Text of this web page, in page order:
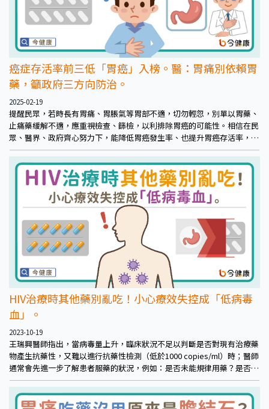
癌症存活率前三低「胃癌」入榜。醫：胃痛別依賴胃
藥，籲政府三方向防治。
2025-02-19
提醒民眾，若時長有胃痛、胃脹氣等胃部不適，切勿輕忽，別單以胃藥、
止痛藥緩解不適，應重視檢查、篩檢，以利排除胃癌的可能性。相信在民
眾、醫界、政府齊心努力下，能降低胃癌發生率、也提升胃癌存活率，共
同創建、見證「2030健康台灣」！
HIV治療時其他藥別亂吃！小心療效失控成「低病毒
血」。
2023-10-19
王瑞興醫師指出，當病毒量上升，臨床狀況不足以判斷是否對現有治療藥
物產生抗藥性，又難以進行抗藥性檢測（低於1000 copies/ml）時；醫師
通常會先進一步了解患者服藥的狀況，例如：是否未能規律用藥？是否服
用方式或時間不正確？是否有食物或是藥物交互作用……等狀況。